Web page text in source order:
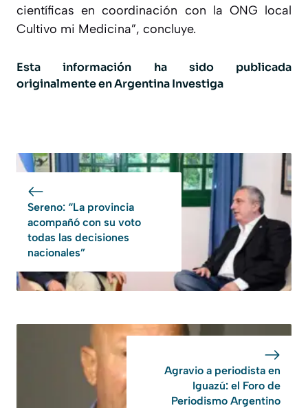
científicas en coordinación con la ONG local
Cultivo mi Medicina”, concluye.
Esta información ha sido publicada
originalmente enArgentina Investiga
Sereno: “La provincia
acompañó con su voto
todas las decisiones
nacionales”
Agravio a periodista en
Iguazú: el Foro de
Periodismo Argentino